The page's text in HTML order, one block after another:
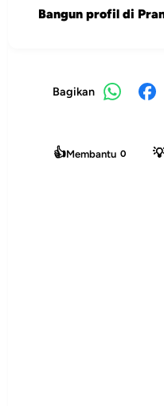
Bangun profil di
Bagikan
👍Membantu 0